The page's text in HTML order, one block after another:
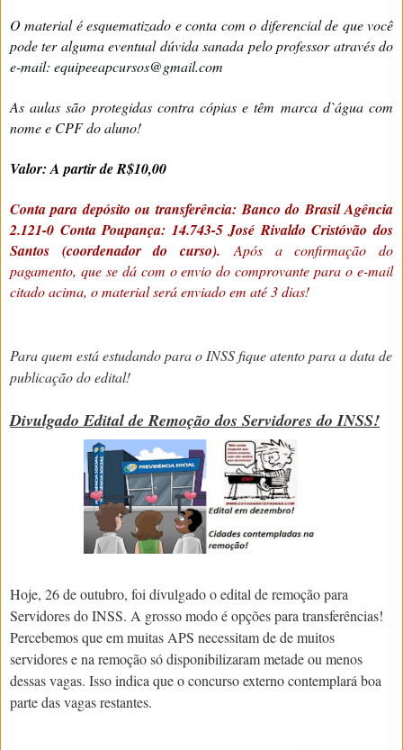
O material é esquematizado e conta com o diferencial de que você
pode ter alguma eventual dúvida sanada pelo professor através do
e-mail: equipeeapcursos@gmail.com
As aulas são protegidas contra cópias e têm marca d`água com
nome e CPF do aluno!
Valor: A partir de R$10,00
Conta para depósito ou transferência:Banco do Brasil Agência
2.121-0 Conta Poupança: 14.743-5 José Rivaldo Cristóvão dos
Santos (coordenador do curso).Após a confirmação do
pagamento, que se dá com o envio do comprovante para o e-mail
citado acima, o material será enviado em até 3 dias!
Para quem está estudando para o INSS fique atento para a data de
publicação do edital!
Divulgado Edital de Remoção dos Servidores do INSS!
Hoje, 26 de outubro, foi divulgado o edital de remoção para
Servidores do INSS. A grosso modo é opções para transferências!
Percebemos que em muitas APS necessitam de de muitos
servidores e na remoção só disponibilizaram metade ou menos
dessas vagas. Isso indica que o concurso externo contemplará boa
parte das vagas restantes.